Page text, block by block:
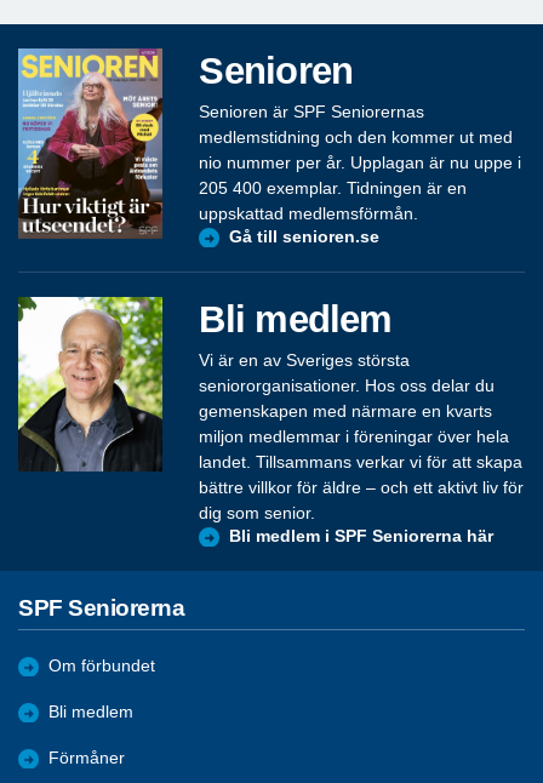
Senioren
Senioren är SPF Seniorernas
medlemstidning och den kommer ut med
nio nummer per år. Upplagan är nu uppe i
205 400 exemplar. Tidningen är en
uppskattad medlemsförmån.
Gå till senioren.se
Bli medlem
Vi är en av Sveriges största
seniororganisationer. Hos oss delar du
gemenskapen med närmare en kvarts
miljon medlemmar i föreningar över hela
landet. Tillsammans verkar vi för att skapa
bättre villkor för äldre – och ett aktivt liv för
dig som senior.
Bli medlem i SPF Seniorerna här
SPF Seniorerna
Om förbundet
Bli medlem
Förmåner